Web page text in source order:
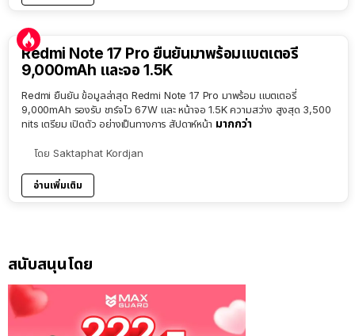
Redmi Note 17 Pro ยืนยันมาพร้อมแบตเตอรี่
9,000mAh และจอ 1.5K
Redmi ยืนยัน ข้อมูลล่าสุด Redmi Note 17 Pro มาพร้อม แบตเตอรี่
9,000mAh รองรับ ชาร์จไว 67W และ หน้าจอ 1.5K ความสว่าง สูงสุด 3,500
nits เตรียม เปิดตัว อย่างเป็นทางการ สัปดาห์หน้า มากกว่า
โดย Saktaphat Kordjan
อ่านเพิ่มเติม
สนับสนุนโดย